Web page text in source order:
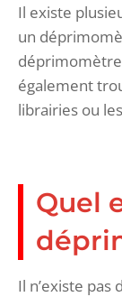
Il existe
un
également
librairies ou
Quel
Il n’existe